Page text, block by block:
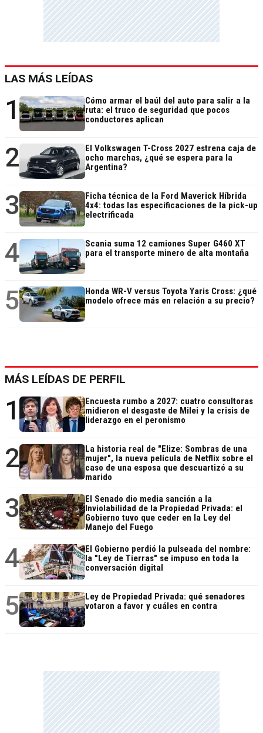
LAS MÁS LEÍDAS
1
Cómo armar el baúl del auto para salir a la
ruta: el truco de seguridad que pocos
conductores aplican
2
El Volkswagen T-Cross 2027 estrena caja de
ocho marchas, ¿qué se espera para la
Argentina?
3
Ficha técnica de la Ford Maverick Híbrida
4x4: todas las especificaciones de la pick-up
electrificada
4
Scania suma 12 camiones Super G460 XT
para el transporte minero de alta montaña
5
Honda WR-V versus Toyota Yaris Cross: ¿qué
modelo ofrece más en relación a su precio?
MÁS LEÍDAS DE PERFIL
1
Encuesta rumbo a 2027: cuatro consultoras
midieron el desgaste de Milei y la crisis de
liderazgo en el peronismo
2
La historia real de "Elize: Sombras de una
mujer", la nueva película de Netflix sobre el
caso de una esposa que descuartizó a su
marido
3
El Senado dio media sanción a la
Inviolabilidad de la Propiedad Privada: el
Gobierno tuvo que ceder en la Ley del
Manejo del Fuego
4
El Gobierno perdió la pulseada del nombre:
la "Ley de Tierras" se impuso en toda la
conversación digital
5
Ley de Propiedad Privada: qué senadores
votaron a favor y cuáles en contra